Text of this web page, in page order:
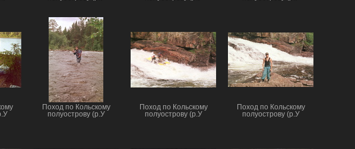
Поход по Кольскому
полуострову (р.У
Поход по Кольскому
полуострову (р.У
Поход по Кольскому
полуострову (р.У